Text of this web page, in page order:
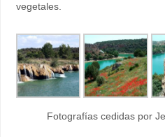
vegetales.
Fotografías cedidas por